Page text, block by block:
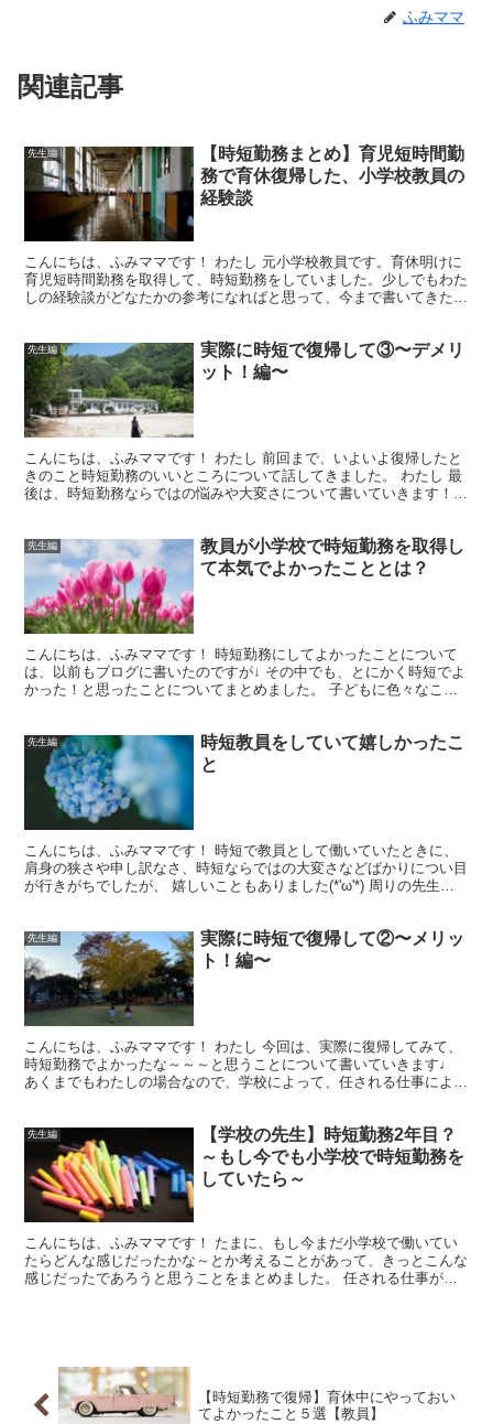
ふみママ
関連記事
先生編
【時短勤務まとめ】育児短時間勤
務で育休復帰した、小学校教員の
経験談
こんにちは、ふみママです！ わたし 元小学校教員です。育休明けに
育児短時間勤務を取得して、時短勤務をしていました。少しでもわた
しの経験談がどなたかの参考になればと思って、今まで書いてきた時
先生編
実際に時短で復帰して③〜デメリ
ット！編〜
こんにちは、ふみママです！ わたし 前回まで、いよいよ復帰したと
きのこと時短勤務のいいところについて話してきました。 わたし 最
後は、時短勤務ならではの悩みや大変さについて書いていきます！
先生編
教員が小学校で時短勤務を取得し
て本気でよかったこととは？
こんにちは、ふみママです！ 時短勤務にしてよかったことについて
は、以前もブログに書いたのですが↓ その中でも、とにかく時短でよ
かった！と思ったことについてまとめました。 子どもに色々なこと
先生編
時短教員をしていて嬉しかったこ
と
こんにちは、ふみママです！ 時短で教員として働いていたときに、
肩身の狭さや申し訳なさ、時短ならではの大変さなどばかりについ目
が行きがちでしたが、 嬉しいこともありました(*'ω'*) 周りの先生方
先生編
実際に時短で復帰して②〜メリッ
ト！編〜
こんにちは、ふみママです！ わたし 今回は、実際に復帰してみて、
時短勤務でよかったな～～～と思うことについて書いていきます♩
あくまでもわたしの場合なので、学校によって、任される仕事によっ
先生編
【学校の先生】時短勤務2年目？
～もし今でも小学校で時短勤務を
していたら～
こんにちは、ふみママです！ たまに、もし今まだ小学校で働いてい
たらどんな感じだったかな～とか考えることがあって、きっとこんな
感じだったであろうと思うことをまとめました。 任される仕事が増
【時短勤務で復帰】育休中にやっておい
てよかったこと５選【教員】